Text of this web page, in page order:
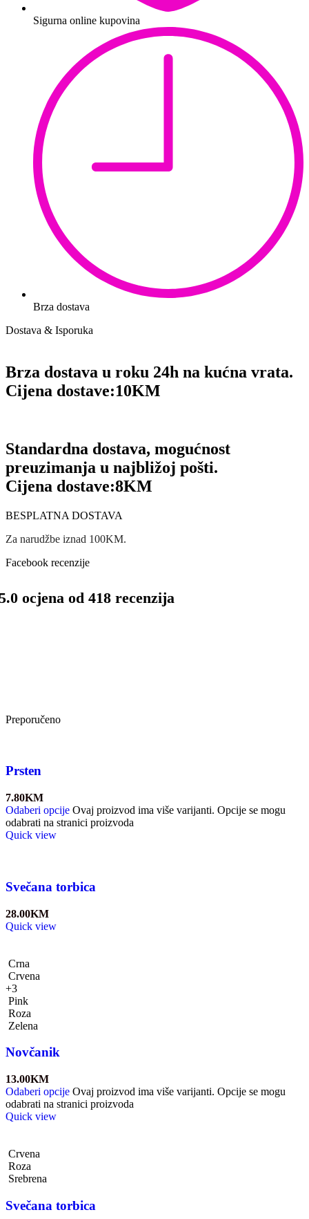
Sigurna online kupovina
Brza dostava
Dostava & Isporuka
Brza dostava u roku 24h na kućna vrata.
Cijena dostave:10KM
Standardna dostava, mogućnost
preuzimanja u najbližoj pošti.
Cijena dostave:8KM
BESPLATNA DOSTAVA
Za narudžbe iznad 100KM.
Facebook recenzije
ocjena od 418 recenzija
Preporučeno
Prsten
7.80KM
Odaberi opcije Ovaj proizvod ima više varijanti. Opcije se mogu
odabrati na stranici proizvoda
Quick view
Svečana torbica
28.00KM
Quick view
Crna
Crvena
+3
Pink
Roza
Zelena
Novčanik
13.00KM
Odaberi opcije Ovaj proizvod ima više varijanti. Opcije se mogu
odabrati na stranici proizvoda
Quick view
Crvena
Roza
Srebrena
Svečana torbica